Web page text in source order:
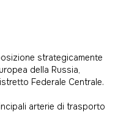
strategicamente
della Russia,
Federale Centrale.
arterie di trasporto